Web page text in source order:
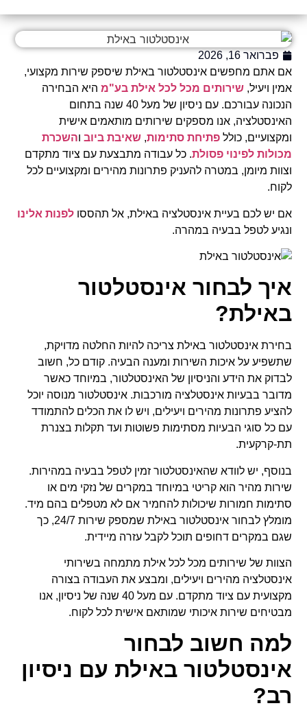
פברואר 16, 2026
אם אתם מחפשים אינסטלטור באילת שיספק שירות מקצועי,
אמין ויעיל,שירותים מכל לכל אילת בע"מ היא הבחירה
הנכונה עבורכם. עם ניסיון של מעל 40 שנה בתחום
האינסטלציה, אנו מספקים שירותים מותאמים אישית
ומקצועיים, כוללפתיחת סתימות,שאיבת ביוב והשכרת
מכולות לפינוי פסולת. כל עבודה מתבצעת עם ציוד מתקדם
וצוות מיומן, במטרה להעניק פתרונות מהירים ומקצועיים לכל
לקוח.
אם יש לכם בעיית אינסטלציה באילת, אל תהססולפנות אלינו
ונגיע לטפל בבעיה במהרה.
איך לבחור אינסטלטור
באילת?
בחירת אינסטלטור באילת צריכה להיות החלטה מדויקת,
שתשפיע על איכות השירות ומענה הבעיה. קודם כל, חשוב
לבדוק את הידע והניסיון של האינסטלטור, במיוחד כאשר
מדובר בבעיות אינסטלציה מורכבות. אינסטלטור מנוסה יוכל
להציע פתרונות מהירים ויעילים, ויש לו את הכלים להתמודד
עם כל סוגי הבעיות מסתימות פשוטות ועד תקלות בצנרת
תת-קרקעית.
בנוסף, יש לוודא שהאינסטלטור זמין לטפל בבעיה במהירות.
שירות מהיר הוא קריטי במיוחד במקרים של נזקי מים או
סתימות חמורות שיכולות להחמיר אם לא מטפלים בהם מיד.
מומלץ לבחור אינסטלטור באילת שמספק שירות 24/7, כך
שגם במקרים דחופים תוכל לקבל עזרה מיידית.
הצוות של שירותים מכל לכל אילת מתמחה בשירותי
אינסטלציה מהירים ויעילים, ומבצע את העבודה בצורה
מקצועית עם ציוד מתקדם. עם מעל 40 שנה של ניסיון, אנו
מבטיחים שירות איכותי שמותאם אישית לכל לקוח.
למה חשוב לבחור
אינסטלטור באילת עם ניסיון
רב?